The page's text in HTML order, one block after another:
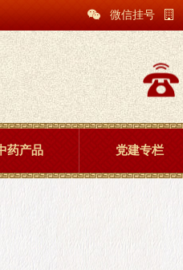
微信挂号
药产品 党建专栏